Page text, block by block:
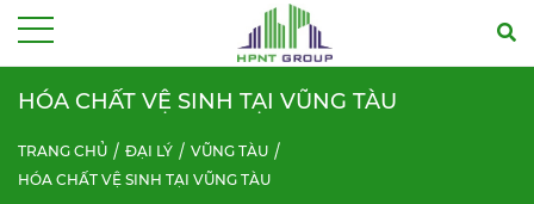
HÓA CHẤT VỆ SINH TẠI VŨNG TÀU
TRANG CHỦ ĐẠI LÝ
VŨNG TÀU
HÓA CHẤT VỆ SINH TẠI VŨNG TÀU